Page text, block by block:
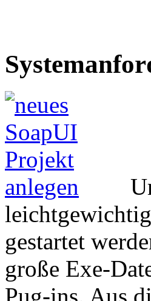
gestartet
große Exe-
Pug-ins. Aus